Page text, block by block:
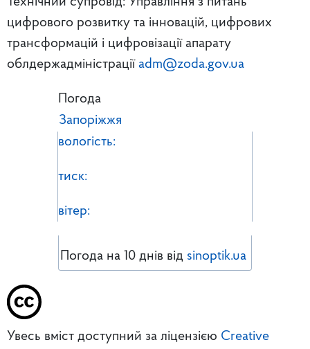
цифрового розвитку та інновацій, цифрових
трансформацій і цифровізації апарату
облдержадміністрації adm@zoda.gov.ua
Погода
Запоріжжя
вологість:
тиск:
вітер:
Погода на 10 днів від sinoptik.ua
Увесь вміст доступний за ліцензією Creative